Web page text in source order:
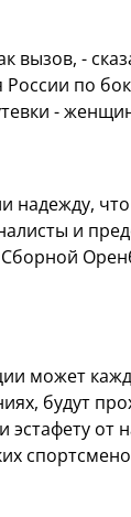
вызов, -
по
-
надежду,
и
может
будут
эстафету